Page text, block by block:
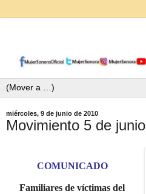
miércoles, 9 de junio de 2010
Movimiento 5 de junio
COMUNICADO
Familiares de víctimas del